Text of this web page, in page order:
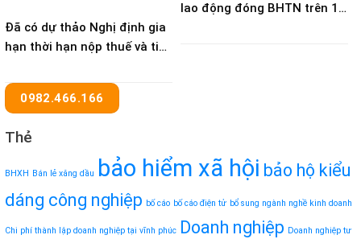
Đã có dự thảo Nghị định gia
hạn thời hạn nộp thuế và tiền
lao động đóng BHTN trên 12
0982.466.166
Thẻ
BHXH Bán lẻ xăng dầu bảo hiểm xã hội bảo hộ kiểu
dáng công nghiệp bố cáo bố cáo điện tử bổ sung ngành nghề kinh doanh
Chi phí thành lập doanh nghiệp tại vĩnh phúc Doanh nghiệp Doanh nghiệp tư